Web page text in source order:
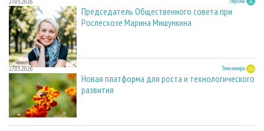
Председатель Общественного совета при
Рослесхозе Марина Мишункина
27.05.2026 Тема номера
Новая платформа для роста и технологического
развития